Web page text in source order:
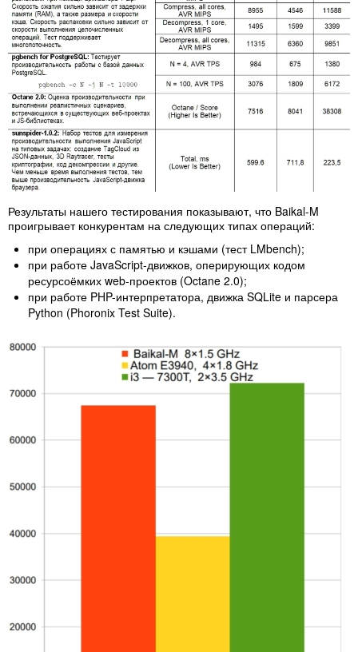
Результаты нашего тестирования показывают, что Baikal-M
проигрывает конкурентам на следующих типах операций:
при операциях с памятью и кэшами (тест LMbench);
при работе JavaScript-движков, оперирующих кодом
ресурсоёмких web-проектов (Octane 2.0);
при работе PHP-интерпретатора, движка SQLite и парсера
Python (Phoronix Test Suite).